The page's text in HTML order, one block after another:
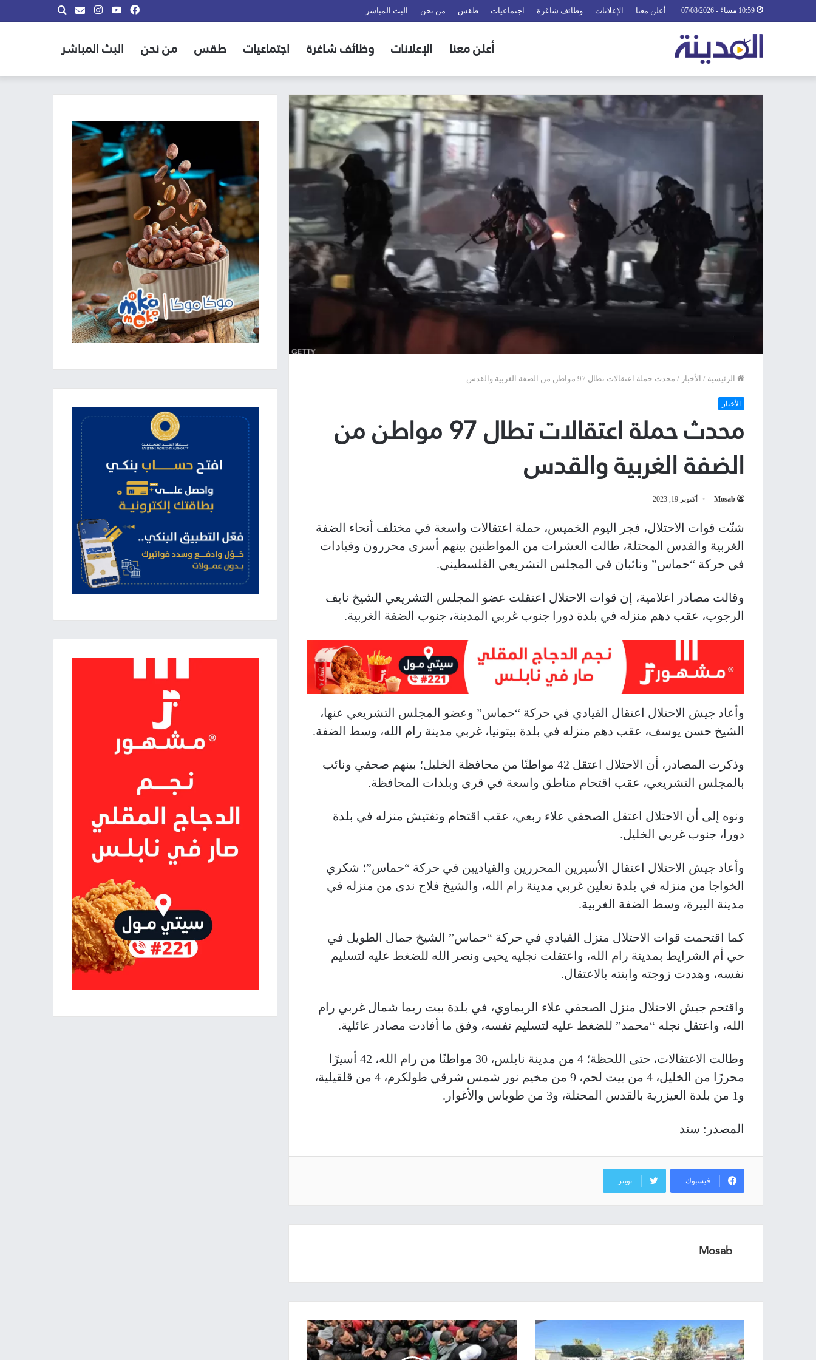
أعلن معنا الإعلانات وظائف شاغرة اجتماعيات طقس من نحن البث المباشر بحث
info@almadina.tvانستقراميوتيوب
فيسبوك
أعلن معنا الإعلانات وظائف شاغرة اجتماعيات طقس من نحن البث المباشر
الرئيسية / الأخبار / محدث حملة اعتقالات تطال 97 مواطن من الضفة الغربية والقدس
الأخبار
محدث حملة اعتقالات تطال 97 مواطن من
الضفة الغربية والقدس
Mosab أكتوبر 19, 2023
شنّت قوات الاحتلال، فجر اليوم الخميس، حملة اعتقالات واسعة في مختلف أنحاء الضفة
الغربية والقدس المحتلة، طالت العشرات من المواطنين بينهم أسرى محررون وقيادات
في حركة “حماس” ونائبان في المجلس التشريعي الفلسطيني.
وقالت مصادر اعلامية، إن قوات الاحتلال اعتقلت عضو المجلس التشريعي الشيخ نايف
الرجوب، عقب دهم منزله في بلدة دورا جنوب غربي المدينة، جنوب الضفة الغربية.
وأعاد جيش الاحتلال اعتقال القيادي في حركة “حماس” وعضو المجلس التشريعي عنها،
الشيخ حسن يوسف، عقب دهم منزله في بلدة بيتونيا، غربي مدينة رام الله، وسط الضفة.
وذكرت المصادر، أن الاحتلال اعتقل 42 مواطنًا من محافظة الخليل؛ بينهم صحفي ونائب
بالمجلس التشريعي، عقب اقتحام مناطق واسعة في قرى وبلدات المحافظة.
ونوه إلى أن الاحتلال اعتقل الصحفي علاء ربعي، عقب اقتحام وتفتيش منزله في بلدة
دورا، جنوب غربي الخليل.
وأعاد جيش الاحتلال اعتقال الأسيرين المحررين والقياديين في حركة “حماس”؛ شكري
الخواجا من منزله في بلدة نعلين غربي مدينة رام الله، والشيخ فلاح ندى من منزله في
مدينة البيرة، وسط الضفة الغربية.
كما اقتحمت قوات الاحتلال منزل القيادي في حركة “حماس” الشيخ جمال الطويل في
حي أم الشرايط بمدينة رام الله، واعتقلت نجليه يحيى ونصر الله للضغط عليه لتسليم
نفسه، وهددت زوجته وابنته بالاعتقال.
واقتحم جيش الاحتلال منزل الصحفي علاء الريماوي، في بلدة بيت ريما شمال غربي رام
الله، واعتقل نجله “محمد” للضغط عليه لتسليم نفسه، وفق ما أفادت مصادر عائلية.
وطالت الاعتقالات، حتى اللحظة؛ 4 من مدينة نابلس، 30 مواطنًا من رام الله، 42 أسيرًا
محررًا من الخليل، 4 من بيت لحم، 9 من مخيم نور شمس شرقي طولكرم، 4 من قلقيلية،
و1 من بلدة العيزرية بالقدس المحتلة، و3 من طوباس والأغوار.
المصدر: سند
فيسبوك تويتر
Mosab